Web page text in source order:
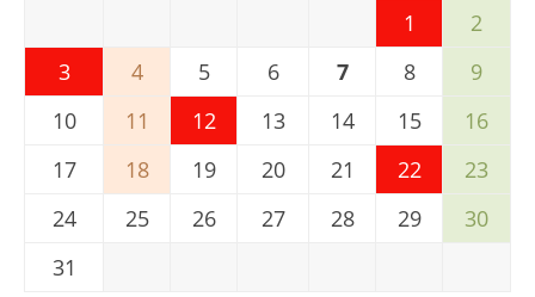
1
2
3
4 5 6 7 8
9
10
11 12 13 14 15
16
17
18 19 20 21 22
23
24
25 26 27 28 29
30
31